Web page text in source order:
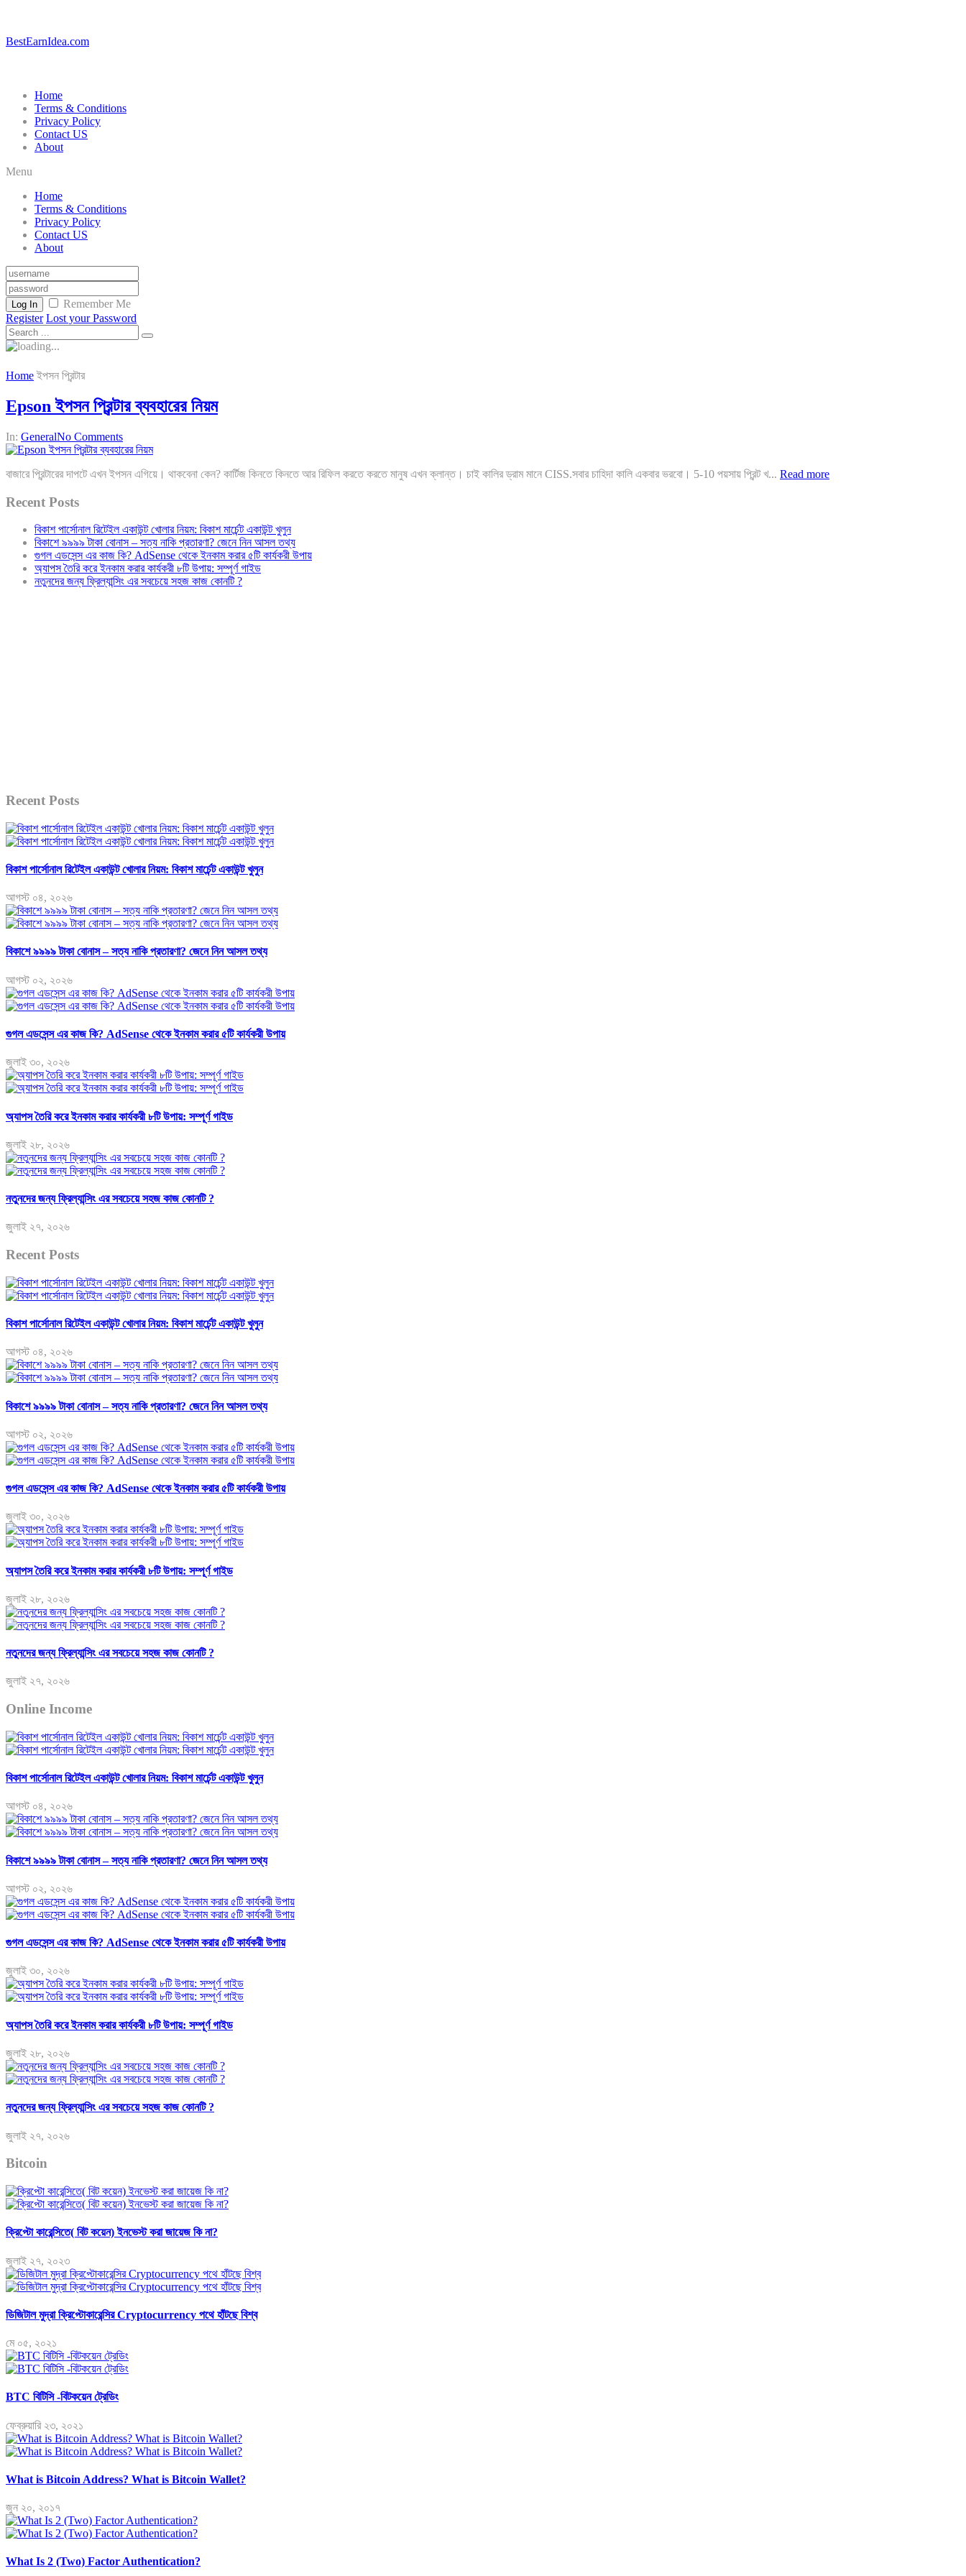
BestEarnIdea.com
Home
Terms & Conditions
Privacy Policy
Contact US
About
Menu
Home
Terms & Conditions
Privacy Policy
Contact US
About
Log In
Remember Me
Register Lost your Password
Home ইপসন প্রিন্টার
Epson ইপসন প্রিন্টার ব্যবহারের নিয়ম
In: GeneralNo Comments
বাজারে প্রিন্টারের দাপটে এখন ইপসন এগিয়ে। থাকবেনা কেন? কার্টিজ কিনতে কিনতে আর রিফিল করতে করতে মানুষ এখন ক্লান্ত। চাই কালির ড্রাম মানে CISS.সবার চাহিদা কালি একবার ভরবো। 5-10 পয়সায় প্রিন্ট খ... Read more
Recent Posts
বিকাশ পার্সোনাল রিটেইল একাউন্ট খোলার নিয়ম: বিকাশ মার্চেন্ট একাউন্ট খুলুন
বিকাশে ৯৯৯৯ টাকা বোনাস – সত্য নাকি প্রতারণা? জেনে নিন আসল তথ্য
গুগল এডসেন্স এর কাজ কি? AdSense থেকে ইনকাম করার ৫টি কার্যকরী উপায়
অ্যাপস তৈরি করে ইনকাম করার কার্যকরী ৮টি উপায়: সম্পূর্ণ গাইড
নতুনদের জন্য ফ্রিল্যান্সিং এর সবচেয়ে সহজ কাজ কোনটি ?
Recent Posts
বিকাশ পার্সোনাল রিটেইল একাউন্ট খোলার নিয়ম: বিকাশ মার্চেন্ট একাউন্ট খুলুন
আগস্ট ০৪, ২০২৬
বিকাশে ৯৯৯৯ টাকা বোনাস – সত্য নাকি প্রতারণা? জেনে নিন আসল তথ্য
আগস্ট ০২, ২০২৬
গুগল এডসেন্স এর কাজ কি? AdSense থেকে ইনকাম করার ৫টি কার্যকরী উপায়
জুলাই ৩০, ২০২৬
অ্যাপস তৈরি করে ইনকাম করার কার্যকরী ৮টি উপায়: সম্পূর্ণ গাইড
জুলাই ২৮, ২০২৬
নতুনদের জন্য ফ্রিল্যান্সিং এর সবচেয়ে সহজ কাজ কোনটি ?
জুলাই ২৭, ২০২৬
Recent Posts
বিকাশ পার্সোনাল রিটেইল একাউন্ট খোলার নিয়ম: বিকাশ মার্চেন্ট একাউন্ট খুলুন
আগস্ট ০৪, ২০২৬
বিকাশে ৯৯৯৯ টাকা বোনাস – সত্য নাকি প্রতারণা? জেনে নিন আসল তথ্য
আগস্ট ০২, ২০২৬
গুগল এডসেন্স এর কাজ কি? AdSense থেকে ইনকাম করার ৫টি কার্যকরী উপায়
জুলাই ৩০, ২০২৬
অ্যাপস তৈরি করে ইনকাম করার কার্যকরী ৮টি উপায়: সম্পূর্ণ গাইড
জুলাই ২৮, ২০২৬
নতুনদের জন্য ফ্রিল্যান্সিং এর সবচেয়ে সহজ কাজ কোনটি ?
জুলাই ২৭, ২০২৬
Online Income
বিকাশ পার্সোনাল রিটেইল একাউন্ট খোলার নিয়ম: বিকাশ মার্চেন্ট একাউন্ট খুলুন
আগস্ট ০৪, ২০২৬
বিকাশে ৯৯৯৯ টাকা বোনাস – সত্য নাকি প্রতারণা? জেনে নিন আসল তথ্য
আগস্ট ০২, ২০২৬
গুগল এডসেন্স এর কাজ কি? AdSense থেকে ইনকাম করার ৫টি কার্যকরী উপায়
জুলাই ৩০, ২০২৬
অ্যাপস তৈরি করে ইনকাম করার কার্যকরী ৮টি উপায়: সম্পূর্ণ গাইড
জুলাই ২৮, ২০২৬
নতুনদের জন্য ফ্রিল্যান্সিং এর সবচেয়ে সহজ কাজ কোনটি ?
জুলাই ২৭, ২০২৬
Bitcoin
ক্রিপ্টো কারেন্সিতে( বিট কয়েন) ইনভেস্ট করা জায়েজ কি না?
জুলাই ২৭, ২০২৩
ডিজিটাল মুদ্রা ক্রিপ্টোকারেন্সির Cryptocurrency পথে হাঁটছে বিশ্ব
মে ০৫, ২০২১
BTC বিটিসি -বিটকয়েন ট্রেডিং
ফেব্রুয়ারি ২৩, ২০২১
What is Bitcoin Address? What is Bitcoin Wallet?
জুন ২০, ২০১৭
What Is 2 (Two) Factor Authentication?